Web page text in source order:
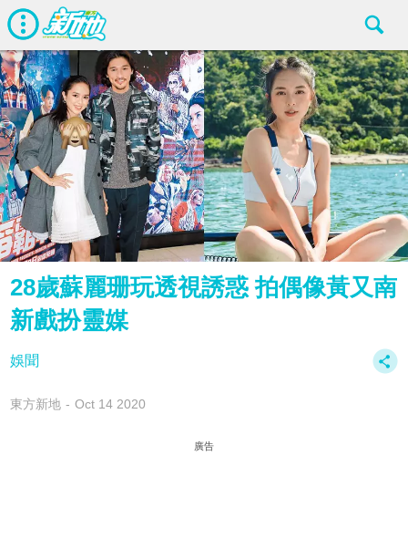
28歲蘇麗珊玩透視誘惑 拍偶像黃又南
新戲扮靈媒
娛聞
東方新地 Oct 14 2020
廣告